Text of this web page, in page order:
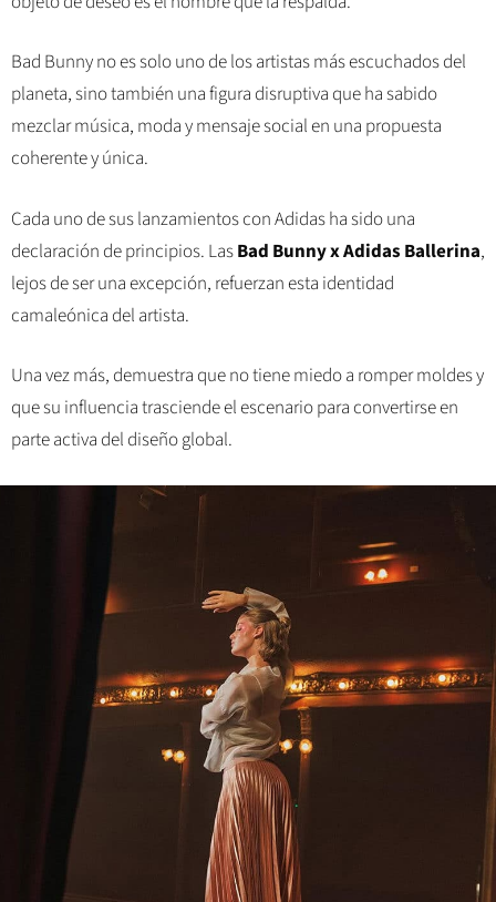
Bad Bunny no es solo uno de los artistas más escuchados del
planeta, sino también una figura disruptiva que ha sabido
mezclar música, moda y mensaje social en una propuesta
coherente y única.
Cada uno de sus lanzamientos con Adidas ha sido una
declaración de principios. LasBad Bunny x Adidas Ballerina,
lejos de ser una excepción, refuerzan esta identidad
camaleónica del artista.
Una vez más, demuestra que no tiene miedo a romper moldes y
que su influencia trasciende el escenario para convertirse en
parte activa del diseño global.